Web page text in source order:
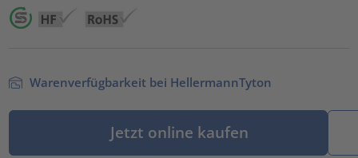
Warenverfügbarkeit bei HellermannTyton
Jetzt online kaufen